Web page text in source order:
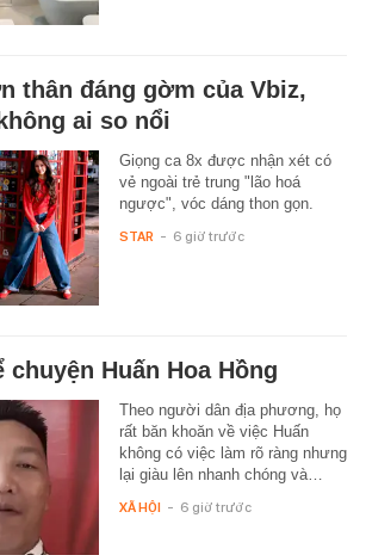
thân đáng gờm của Vbiz,
ai so nổi
Giọng ca 8x được nhận xét có
vẻ ngoài trẻ trung "lão hoá
ngược", vóc dáng thon gọn.
STAR - 6 giờ trước
Huấn Hoa Hồng
Theo người dân địa phương, họ
rất băn khoăn về việc Huấn
không có việc làm rõ ràng nhưng
lại giàu lên nhanh chóng và…
XÃ HỘI - 6 giờ trước